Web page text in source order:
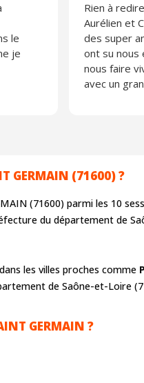
le
je
Rien à
Aurélien et
des super
ont su nous
nous faire
avec un
(71600) ?
(71600) parmi les 10
du département de
les villes proches comme
de Saône-et-Loire
GERMAIN ?